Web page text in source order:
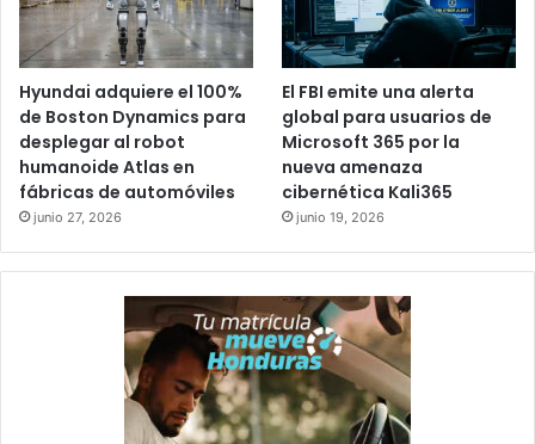
Hyundai adquiere el 100%
de Boston Dynamics para
desplegar al robot
humanoide Atlas en
fábricas de automóviles
junio 27, 2026
El FBI emite una alerta
global para usuarios de
Microsoft 365 por la
nueva amenaza
cibernética Kali365
junio 19, 2026